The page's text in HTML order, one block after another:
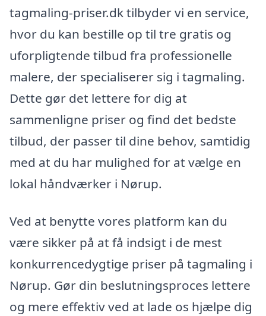
tagmaling-priser.dk tilbyder vi en service,
hvor du kan bestille op til tre gratis og
uforpligtende tilbud fra professionelle
malere, der specialiserer sig i tagmaling.
Dette gør det lettere for dig at
sammenligne priser og find det bedste
tilbud, der passer til dine behov, samtidig
med at du har mulighed for at vælge en
lokal håndværker i Nørup.
Ved at benytte vores platform kan du
være sikker på at få indsigt i de mest
konkurrencedygtige priser på tagmaling i
Nørup. Gør din beslutningsproces lettere
og mere effektiv ved at lade os hjælpe dig